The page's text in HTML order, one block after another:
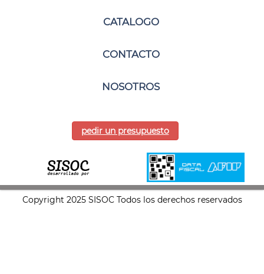
CATALOGO
CONTACTO
NOSOTROS
pedir un presupuesto
Copyright 2025 SISOC Todos los derechos reservados